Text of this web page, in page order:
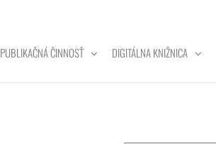
PUBLIKAČNÁ ČINNOSŤ DIGITÁLNA KNIŽNICA